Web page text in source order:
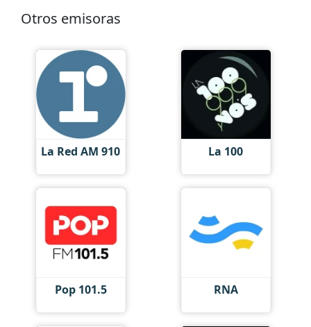
Otros emisoras
La Red AM 910 La 100
Pop 101.5 RNA